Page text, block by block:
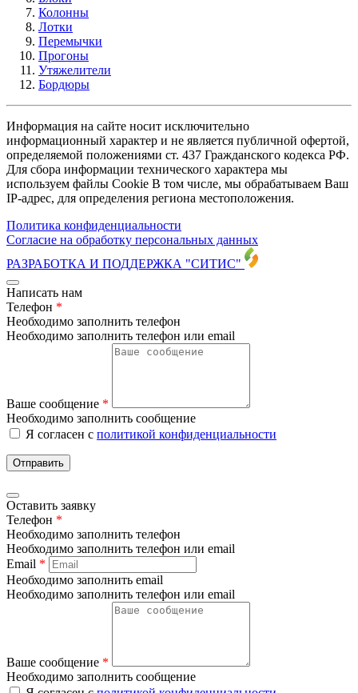
Колонны
Лотки
Перемычки
Прогоны
Утяжелители
Бордюры
Информация на сайте носит исключительно
информационный характер и не является публичной офертой,
определяемой положениями ст. 437 Гражданского кодекса РФ.
Для сбора информации технического характера мы
используем файлы Cookie В том числе, мы обрабатываем Ваш
IP-адрес, для определения региона местоположения.
Политика конфиденциальности
Согласие на обработку персональных данных
РАЗРАБОТКА И ПОДДЕРЖКА "СИТИС"
Написать нам
Телефон *
Необходимо заполнить телефон
Необходимо заполнить телефон или email
Ваше сообщение *
Необходимо заполнить сообщение
Я согласен с политикой конфиденциальности
Отправить
Оставить заявку
Телефон *
Необходимо заполнить телефон
Необходимо заполнить телефон или email
Email *
Необходимо заполнить email
Необходимо заполнить телефон или email
Ваше сообщение *
Необходимо заполнить сообщение